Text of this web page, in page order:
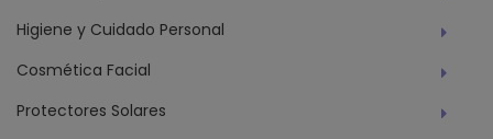
Higiene y Cuidado Personal
Cosmética Facial
Protectores Solares